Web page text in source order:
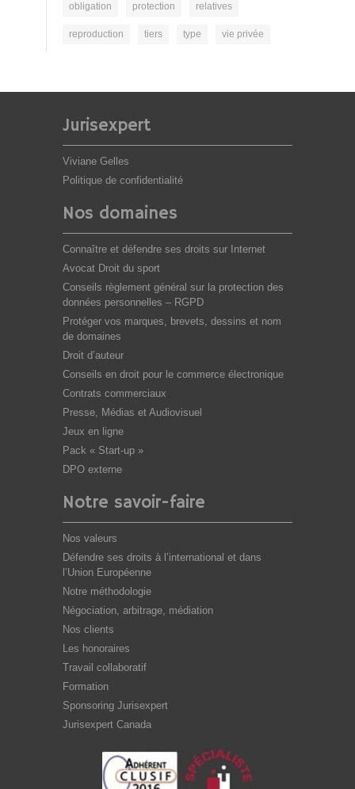
obligation protection relatives
reproduction tiers type vie privée
Jurisexpert
Viviane Gelles
Politique de confidentialité
Nos domaines
Connaître et défendre ses droits sur Internet
Avocat Droit du sport
Conseils règlement général sur la protection des
données personnelles – RGPD
Protéger vos marques, brevets, dessins et nom
de domaines
Droit d’auteur
Conseils en droit pour le commerce électronique
Contrats commerciaux
Presse, Médias et Audiovisuel
Jeux en ligne
Pack « Start-up »
DPO externe
Notre savoir-faire
Nos valeurs
Défendre ses droits à l’international et dans
l’Union Européenne
Notre méthodologie
Négociation, arbitrage, médiation
Nos clients
Les honoraires
Travail collaboratif
Formation
Sponsoring Jurisexpert
Jurisexpert Canada